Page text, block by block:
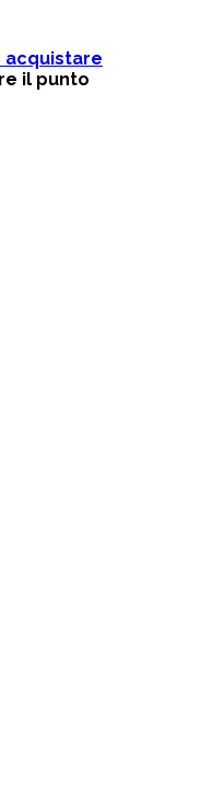
il punto